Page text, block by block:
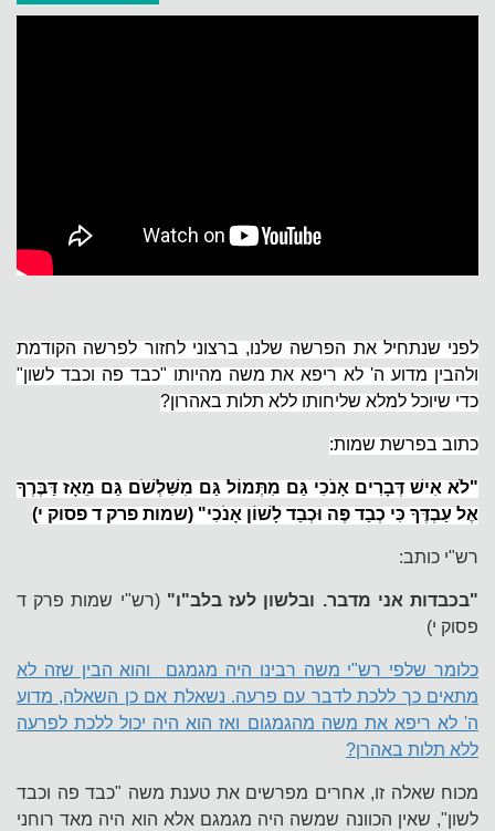
לפני שנתחיל את הפרשה שלנו, ברצוני לחזור לפרשה הקודמת
ולהבין מדוע ה' לא ריפא את משה מהיותו "כבד פה וכבד לשון"
כדי שיוכל למלא שליחותו ללא תלות באהרון?
כתוב בפרשת שמות:
"לֹא אִישׁ דְּבָרִים אָנֹכִי גַּם מִתְּמוֹל גַּם מִשִּׁלְשֹׁם גַּם מֵאָז דַּבֶּרְךָ
אֶל עַבְדֶּךָ כִּי כְבַד פֶּה וּכְבַד לָשׁוֹן אָנֹכִי" (שמות פרק ד פסוק י)
רש"י כותב:
"בכבדות אני מדבר. ובלשון לעז בלב"ו" (רש"י שמות פרק ד
פסוק י)
כלומר שלפי רש"י משה רבינו היה מגמגם
והוא הבין שזה לא
מתאים כך ללכת לדבר עם פרעה. נשאלת אם כן השאלה, מדוע
ה' לא ריפא את משה מהגמגום ואז הוא היה יכול ללכת לפרעה
ללא תלות באהרן?
מכוח שאלה זו, אחרים מפרשים את טענת משה "כבד פה וכבד
לשון", שאין הכוונה שמשה היה מגמגם אלא הוא היה מאד רוחני